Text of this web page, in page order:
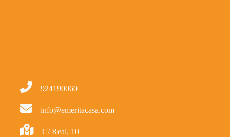
924190060
info@emeritacasa.com
C/ Real, 10